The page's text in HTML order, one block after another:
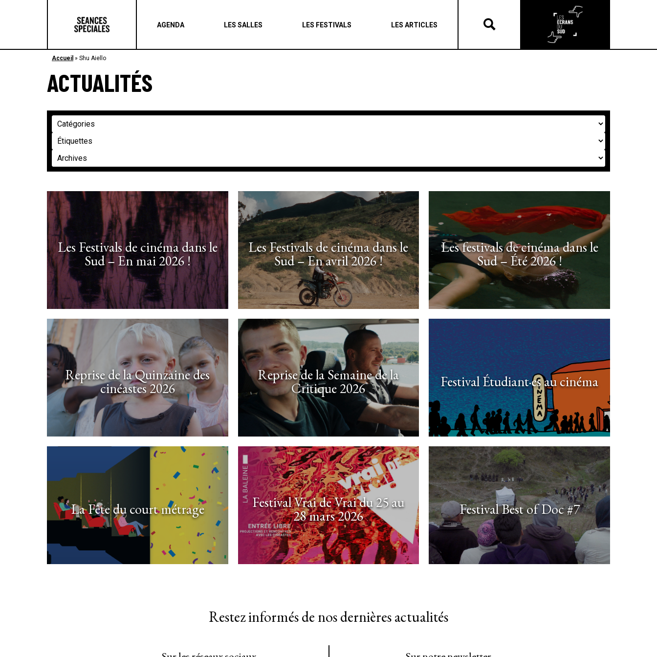
AGENDA LES SALLES LES FESTIVALS LES ARTICLES
Accueil » Shu Aiello
ACTUALITÉS
Les Festivals de cinéma dans le
Sud – En mai 2026 !
Les Festivals de cinéma dans le
Sud – En avril 2026 !
Les festivals de cinéma dans le
Sud – Été 2026 !
Reprise de la Quinzaine des
cinéastes 2026
Reprise de la Semaine de la
Critique 2026 Festival Étudiant·es au cinéma
La Fête du court métrage Festival Vrai de Vrai du 25 au
28 mars 2026 Festival Best of Doc #7
Restez informés de nos dernières actualités